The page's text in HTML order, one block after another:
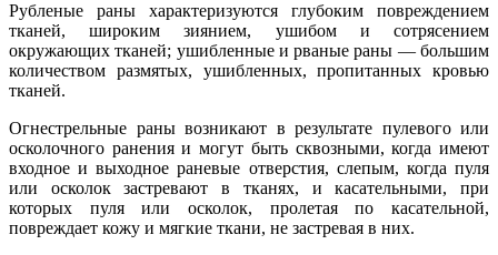
Рубленые раны характеризуются глубоким повреждением
тканей, широким зиянием, ушибом и сотрясением
окружающих тканей; ушибленные и рваные раны — большим
количеством размятых, ушибленных, пропитанных кровью
тканей.
Огнестрельные раны возникают в результате пулевого или
осколочного ранения и могут быть сквозными, когда имеют
входное и выходное раневые отверстия, слепым, когда пуля
или осколок застревают в тканях, и касательными, при
которых пуля или осколок, пролетая по касательной,
повреждает кожу и мягкие ткани, не застревая в них.